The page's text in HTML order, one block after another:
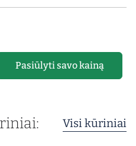
Pasiūlyti savo kainą
Visi kūriniai